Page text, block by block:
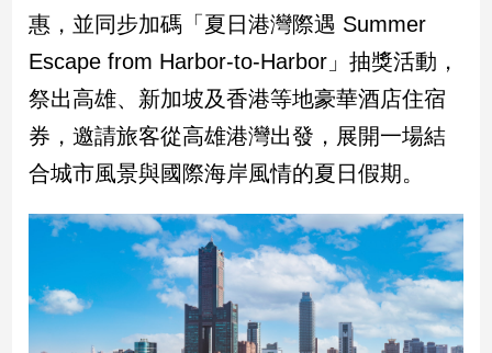
政
治
焦
品
觀
點
民
焦
點
惠，並同步加碼「夏日港灣際遇 Summer
Escape from Harbor-to-Harbor」抽獎活動，
祭出高雄、新加坡及香港等地豪華酒店住宿
券，邀請旅客從高雄港灣出發，展開一場結
合城市風景與國際海岸風情的夏日假期。